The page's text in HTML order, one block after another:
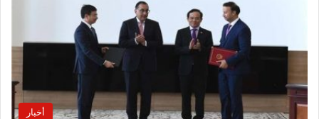
أخبار